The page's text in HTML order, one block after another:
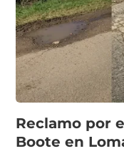
Reclamo por
Boote en